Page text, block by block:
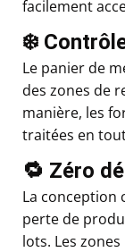
facilement
❄️
Le panier de
des zones de
manière, les
traitées en
🔁 Zéro
La conception
perte de
lots. Les